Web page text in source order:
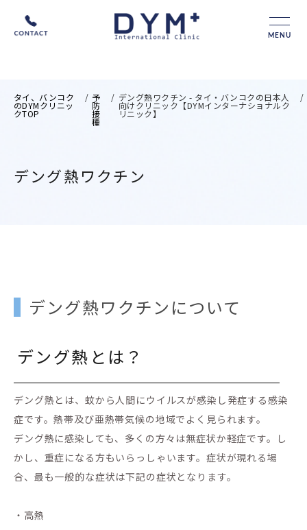
MENU
タイ、バンコク
のDYMクリニッ
クTOP
/ 予
防
接
種
/ デング熱ワクチン - タイ・バンコクの日本人
向けクリニック【DYMインターナショナルク
リニック】
/
デング熱ワクチン
デング熱ワクチンについて
デング熱とは？
デング熱とは、蚊から人間にウイルスが感染し発症する感染
症です。熱帯及び亜熱帯気候の地域でよく見られます。
デング熱に感染しても、多くの方々は無症状か軽症です。し
かし、重症になる方もいらっしゃいます。症状が現れる場
合、最も一般的な症状は下記の症状となります。
・高熱